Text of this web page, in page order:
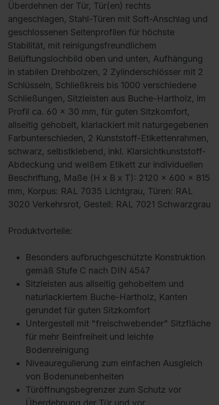
Überdehnen der Tür, Tür(en) rechts
angeschlagen, Stahl-Türen mit Soft-Anschlag und
geschlossenen Seitenprofilen für höchste
Stabilität, mit reinigungsfreundlichem
Belüftungslochbild oben und unten, Aufhängung
in stabilen Drehbolzen, 2 Zylinderschlösser mit 2
Schlüsseln, Schließkreis bis 1000 verschiedene
Schließungen, Sitzleisten aus Buche-Hartholz, im
Profil ca. 60 x 30 mm, für guten Sitzkomfort,
allseitig gehobelt, klarlackiert mit naturgegebenen
Farbunterschieden, 2 Kunststoff-Etikettenrahmen,
schwarz, selbstklebend, inkl. Klarsichtkunststoff-
Abdeckung und weißem Etikett zur individuellen
Beschriftung, Maße (H x B x T): 2120 x 600 x 815
mm, Korpus: RAL 7035 Lichtgrau, Türen: RAL
3020 Verkehrsrot, Gestell: RAL 7021 Schwarzgrau
Produktvorteile:
Besonders aufbruchgeschützte Konstruktion
gemäß Stufe C nach DIN 4547
Sitzleisten aus allseitig gehobeltem und
naturlackiertem Buche-Hartholz, Kanten
gerundet für guten Sitzkomfort
Untergestell mit "freischwebender" Sitzfläche
für mehr Beinfreiheit und leichte
Bodenreinigung
Niveauregulierung zum einfachen Ausgleich
von Bodenunebenheiten
Türöffnungsbegrenzer zum Schutz vor
Überdehnung der Tür und vor